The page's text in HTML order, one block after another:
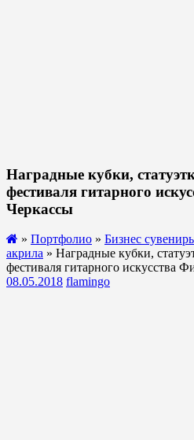
Наградные кубки,
фестиваля гитарного
Черкассы
» Портфолио » Бизнес
акрила » Наградные кубки,
фестиваля гитарного искусства
08.05.2018 flamingo